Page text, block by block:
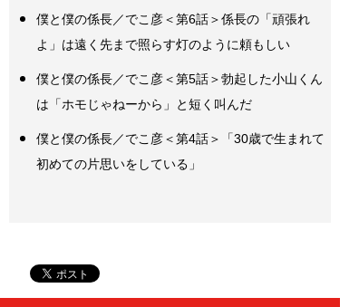
僕と僕の係長／でこ彦＜第6話＞係長の「頑張れ
よ」は遠く先まで照らす灯のように頼もしい
僕と僕の係長／でこ彦＜第5話＞勃起した小山くん
は「ホモじゃねーから」と短く叫んだ
僕と僕の係長／でこ彦＜第4話＞「30歳で生まれて
初めての片思いをしている」